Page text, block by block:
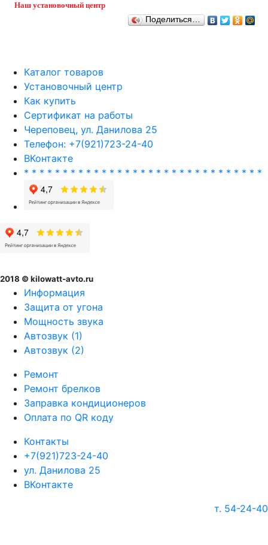
Наш установочный центр
Поделиться…
Каталог товаров
Установочный центр
Как купить
Сертификат на работы
Череповец, ул. Данилова 25
Телефон: +7(921)723-24-40
ВКонтакте
* * * * * * * * * * * * * * * * * * * * * * * * * * * * * * *
2018 © kilowatt-avto.ru
Информация
Защита от угона
Мощность звука
Автозвук (1)
Автозвук (2)
Ремонт
Ремонт брелков
Заправка кондиционеров
Оплата по QR коду
Контакты
+7(921)723-24-40
ул. Данилова 25
ВКонтакте
т. 54-24-40